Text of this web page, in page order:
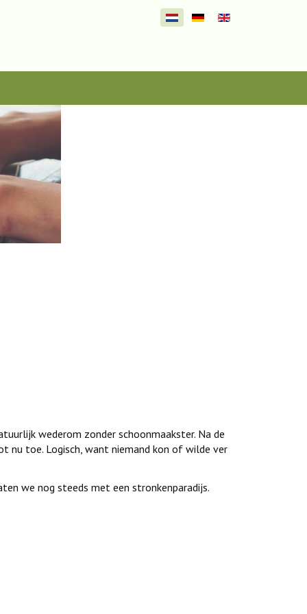
Selecteer de taal
wederom zonder schoonmaakster. Na de
nu toe. Logisch, want niemand kon of wilde ver
we nog steeds met een stronkenparadijs.